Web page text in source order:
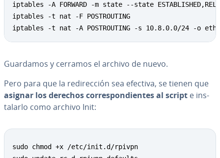
iptables -A FORWARD -m state --state
iptables -t nat -F POSTROUTING
iptables -t nat -A POSTROUTING -s 10.8.0.0/24 -o eth0 -j
Guardamos y cerramos el archivo de nuevo.
Pero para que la re­di­re­c­ción sea efectiva, se tienen que
asignar los derechos co­rre­s­po­n­die­n­tes al script e in­s­
ta­lar­lo como archivo Init:
sudo chmod +x /etc/init.d/rpivpn